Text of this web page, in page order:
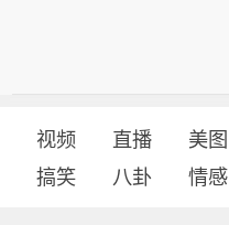
视频 直播 美图
搞笑
八卦 情感